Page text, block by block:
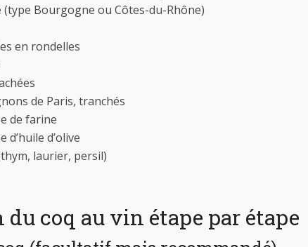
(type Bourgogne ou Côtes-du-Rhône)
en rondelles
de Paris, tranchés
de farine
d’huile d’olive
laurier, persil)
du coq au vin étape par étape